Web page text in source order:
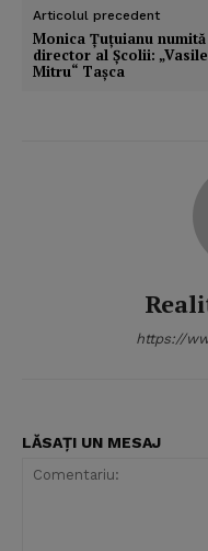
Articolul precedent
Monica Ţuţuianu numită
director al Şcolii: „Vasile
Mitru“ Taşca
https://
LĂSAȚI UN MESAJ